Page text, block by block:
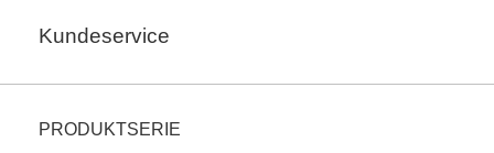
Kundeservice
PRODUKTSERIE